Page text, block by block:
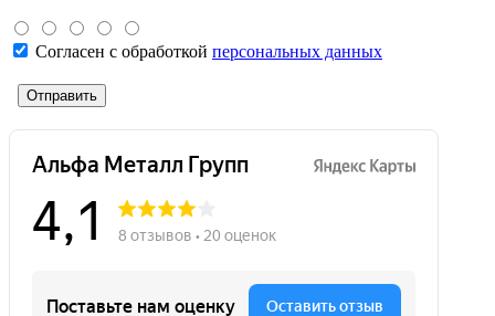
Согласен с обработкой персональных данных
Отправить